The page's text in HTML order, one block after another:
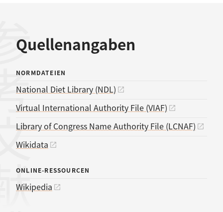
Quellenangaben
献
NORMDATEIEN
National Diet Library (NDL)
Virtual International Authority File (VIAF)
Library of Congress Name Authority File (LCNAF)
Wikidata
ONLINE-RESSOURCEN
Wikipedia